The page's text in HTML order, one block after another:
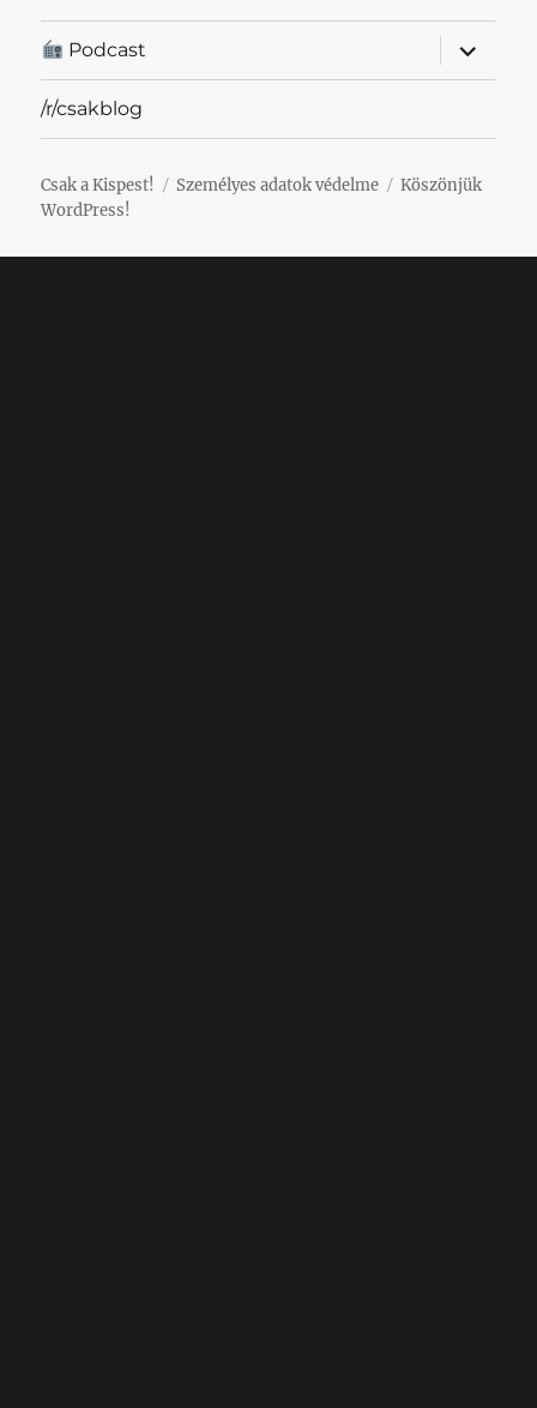
Podcast
almenü
/r/csakblog
Csak a Kispest! Személyes adatok védelme
Köszönjük
WordPress!